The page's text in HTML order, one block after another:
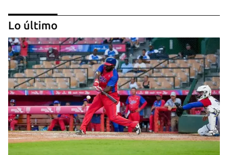
PODCAST
Cafecito informativo del viernes 7 de agosto de
Lo último